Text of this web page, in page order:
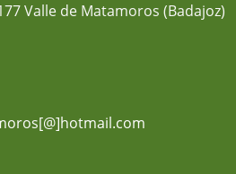
Valle de Matamoros (Badajoz)